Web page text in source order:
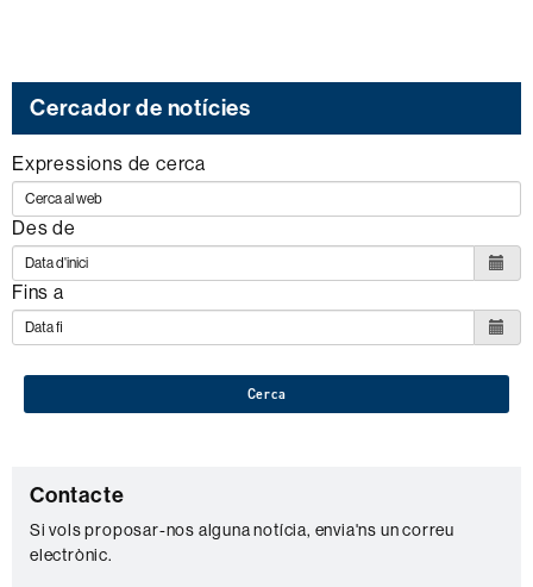
Cercador de notícies
Expressions de cerca
Des de
Fins a
Cerca
C
o
n
Contacte
Si vols proposar-nos alguna notícia, envia'ns un correu
electrònic.